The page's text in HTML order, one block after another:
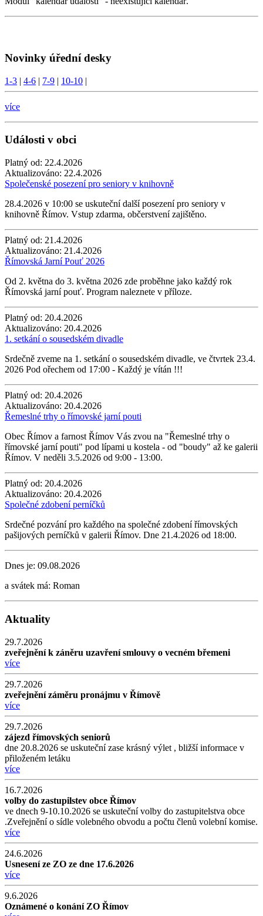
Novinky úřední desky
1-3 | 4-6 | 7-9 | 10-10 |
více
Události v obci
Platný od: 22.4.2026
Aktualizováno: 22.4.2026
Společenské posezení pro seniory v knihovně
28.4.2026 v 10:00 se uskuteční další posezení pro seniory v
knihovně Římov. Vstup zdarma, občerstvení zajištěno.
Platný od: 21.4.2026
Aktualizováno: 21.4.2026
Římovská Jarní Pouť 2026
Od 2. května do 3. května 2026 zde proběhne jako každý rok
Římovská jarní pouť. Program naleznete v příloze.
Platný od: 20.4.2026
Aktualizováno: 20.4.2026
1. setkání o sousedském divadle
Srdečně zveme na 1. setkání o sousedském divadle, ve čtvrtek 23.4.
2026 Pod ořechem od 17:00 - Každý je vítán !!!
Platný od: 20.4.2026
Aktualizováno: 20.4.2026
Řemeslné trhy o římovské jarní pouti
Obec Římov a farnost Římov Vás zvou na "Řemeslné trhy o
římovské jarní pouti" pod lípami u kostela - od "boudy" až ke galerii
Římov. V neděli 3.5.2026 od 9:00 - 13:00.
Platný od: 20.4.2026
Aktualizováno: 20.4.2026
Společné zdobení perníčků
Srdečné pozvání pro každého na společné zdobení římovských
pašijových perníčků v galerii Římov. Dne 21.4.2026 od 18:00.
Dnes je: 09.08.2026
a svátek má: Roman
Aktuality
29.7.2026
zveřejnění k záněru uzavření smlouvy o vecném břemeni
více
29.7.2026
zveřejnění záměru pronájmu v Římově
více
29.7.2026
zájezd římovských seniorů
dne 20.8.2026 se uskuteční zase krásný výlet , bližší informace v
přiloženém letáku
více
16.7.2026
volby do zastupilstev obce Římov
ve dnech 9-10.10.2026 se uskuteční volby do zastupitelstva obce
.Zveřejnění o sídle volebného obvodu a počtu členů volební komise.
více
24.6.2026
Usnesení ze ZO ze dne 17.6.2026
více
9.6.2026
Oznámené o konání ZO Římov